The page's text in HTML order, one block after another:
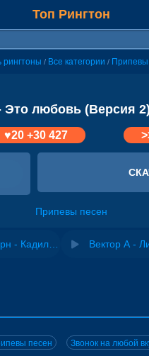
Топ Рингтон
рингтоны / Все категории / Припевы
Это любовь (Версия
♥20 +30 427
Припевы песен
песен Звонок на любой